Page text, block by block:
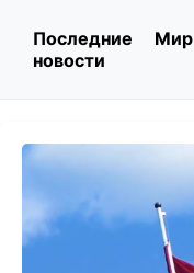
Последние
новости
Мир